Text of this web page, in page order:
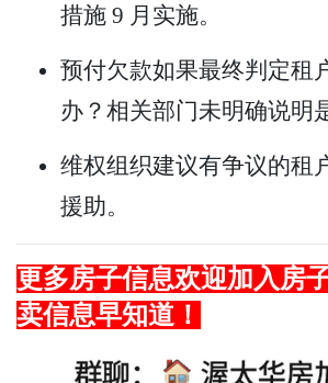
措施 9 月实施。
预付欠款如果最终判定租
办？相关部门未明确说明
维权组织建议有争议的租
援助。
更多房子信息欢迎加入房
卖信息早知道！